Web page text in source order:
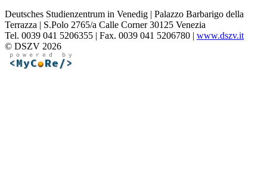
Deutsches Studienzentrum in Venedig | Palazzo Barbarigo della
Terrazza | S.Polo 2765/a Calle Corner 30125 Venezia
Tel. 0039 041 5206355 | Fax. 0039 041 5206780 | www.dszv.it
© DSZV 2026